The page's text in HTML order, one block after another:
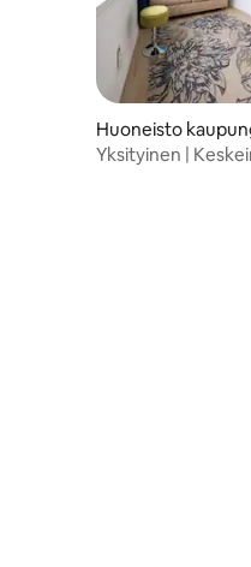
Huoneisto
Bay
Yksityinen |